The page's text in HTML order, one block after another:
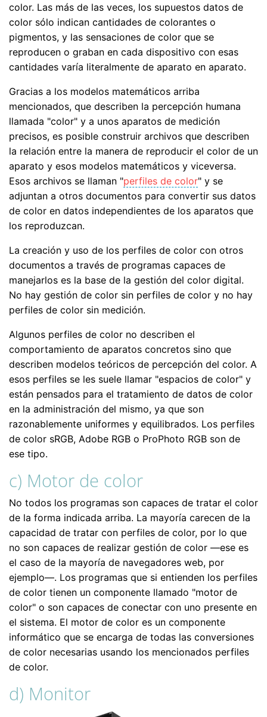
color. Las más de las veces, los supuestos datos de
color sólo indican cantidades de colorantes o
pigmentos, y las sensaciones de color que se
reproducen o graban en cada dispositivo con esas
cantidades varía literalmente de aparato en aparato.
Gracias a los modelos matemáticos arriba
mencionados, que describen la percepción humana
llamada "color" y a unos aparatos de medición
precisos, es posible construir archivos que describen
la relación entre la manera de reproducir el color de un
aparato y esos modelos matemáticos y viceversa.
Esos archivos se llaman "perfiles de color" y se
adjuntan a otros documentos para convertir sus datos
de color en datos independientes de los aparatos que
los reproduzcan.
La creación y uso de los perfiles de color con otros
documentos a través de programas capaces de
manejarlos es la base de la gestión del color digital.
No hay gestión de color sin perfiles de color y no hay
perfiles de color sin medición.
Algunos perfiles de color no describen el
comportamiento de aparatos concretos sino que
describen modelos teóricos de percepción del color. A
esos perfiles se les suele llamar "espacios de color" y
están pensados para el tratamiento de datos de color
en la administración del mismo, ya que son
razonablemente uniformes y equilibrados. Los perfiles
de color sRGB, Adobe RGB o ProPhoto RGB son de
ese tipo.
c) Motor de color
No todos los programas son capaces de tratar el color
de la forma indicada arriba. La mayoría carecen de la
capacidad de tratar con perfiles de color, por lo que
no son capaces de realizar gestión de color —ese es
el caso de la mayoría de navegadores web, por
ejemplo—. Los programas que si entienden los perfiles
de color tienen un componente llamado "motor de
color" o son capaces de conectar con uno presente en
el sistema. El motor de color es un componente
informático que se encarga de todas las conversiones
de color necesarias usando los mencionados perfiles
de color.
d) Monitor